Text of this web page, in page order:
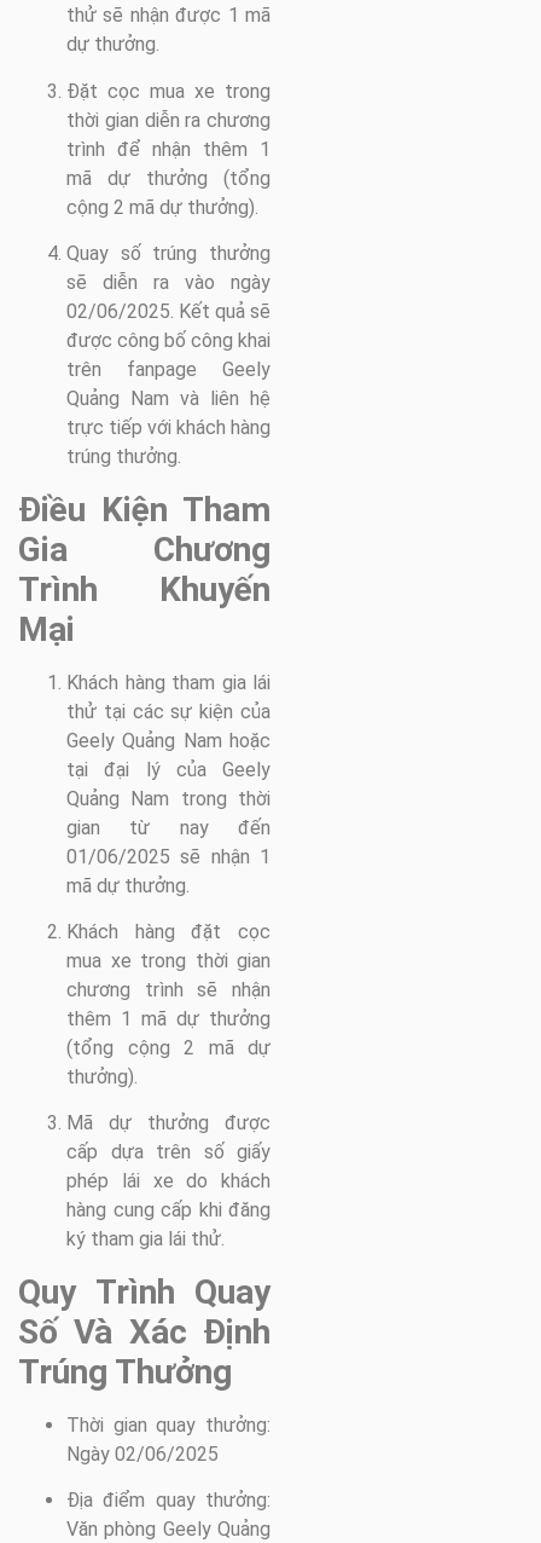
thử sẽ nhận được 1 mã
dự thưởng.
Đặt cọc mua xe trong
thời gian diễn ra chương
trình để nhận thêm 1
mã dự thưởng (tổng
cộng 2 mã dự thưởng).
Quay số trúng thưởng
sẽ diễn ra vào ngày
02/06/2025. Kết quả sẽ
được công bố công khai
trên fanpage Geely
Quảng Nam và liên hệ
trực tiếp với khách hàng
trúng thưởng.
Điều Kiện Tham
Gia Chương
Trình Khuyến
Mại
Khách hàng tham gia lái
thử tại các sự kiện của
Geely Quảng Nam hoặc
tại đại lý của Geely
Quảng Nam trong thời
gian từ nay đến
01/06/2025 sẽ nhận 1
mã dự thưởng.
Khách hàng đặt cọc
mua xe trong thời gian
chương trình sẽ nhận
thêm 1 mã dự thưởng
(tổng cộng 2 mã dự
thưởng).
Mã dự thưởng được
cấp dựa trên số giấy
phép lái xe do khách
hàng cung cấp khi đăng
ký tham gia lái thử.
Quy Trình Quay
Số Và Xác Định
Trúng Thưởng
Thời gian quay thưởng:
Ngày 02/06/2025
Địa điểm quay thưởng:
Văn phòng Geely Quảng